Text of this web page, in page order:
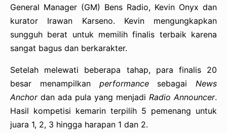
General Manager (GM) Bens Radio, Kevin Onyx dan
kurator Irawan Karseno. Kevin mengungkapkan
sungguh berat untuk memilih finalis terbaik karena
sangat bagus dan berkarakter.
Setelah melewati beberapa tahap, para finalis 20
besar menampilkan performancesebagai News
Anchordan ada pula yang menjadi Radio Announcer.
Hasil kompetisi kemarin terpilih 5 pemenang untuk
juara 1, 2, 3 hingga harapan 1 dan 2.